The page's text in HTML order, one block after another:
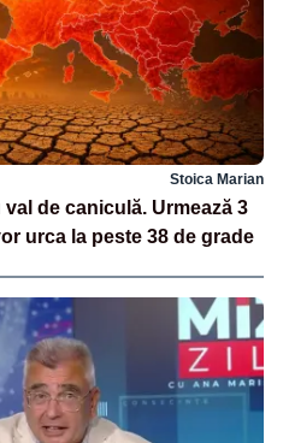
Stoica Marian
de caniculă. Urmează 3
urca la peste 38 de grade